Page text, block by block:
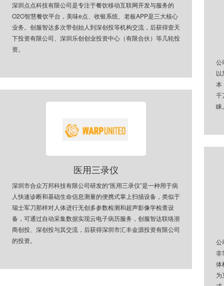
深圳点点科技有限公司是专注于餐饮移动互联网开发与服务的
O2O智慧餐饮平台，美味e点、收银系统、老板APP是三大核心
业务。创服智达多次带创始人到深创投等机构交流，后获得壹天
下投资有限公司、深圳乐创创业投资中心（有限合伙）等几轮投
资。
医用三录仪
深圳市合众万邦科技有限公司研发的“医用三录仪”是一种用于病
人快速诊断和基础生命信息测量的便携式掌上扫描设备，类似于
瑞士军刀那样对人体进行无创多参数检测和超声影像学检查设
备，可通过自动采集数据实现云电子病历服务，创服智达联络浙
商创投、深创投与其交流，后获得深圳市汇丰金源投资有限公司
的投资。
公
以
本
千
睐
公
非
体
为